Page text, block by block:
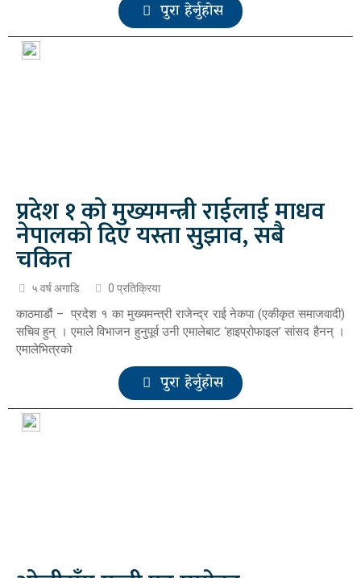
पुरा हेर्नुहोस
प्रदेश १ को मुख्यमन्त्री राईलाई माधव
नेपालको दिए यस्ता सुझाव, सबै
चकित
५ वर्ष अगाडि 0 प्रतिक्रिया
काठमाडौं – प्रदेश १ का मुख्यमन्त्री राजेन्द्र राई नेकपा (एकीकृत समाजवादी)
सचिव हुन् । एमाले विभाजन हुनुपूर्व उनी एमालेबाट ‘हाइप्रोफाइल’ सांसद हैनन् ।
एमालेभित्रको
पुरा हेर्नुहोस